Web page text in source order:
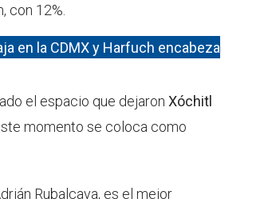
con 12%.
en la CDMX y Harfuch encabeza
el espacio que dejaron Xóchitl
momento se coloca como
Rubalcava, es el mejor